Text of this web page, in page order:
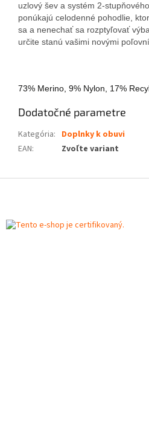
uzlový šev a systém 2-
ponúkajú celodenné pohodlie,
sa a nenechať sa rozptyľovať
určite stanú vašimi novými
73% Merino, 9% Nylon, 17%
Dodatočné parametre
Kategória: Doplnky k obuvi
EAN: Zvoľte variant